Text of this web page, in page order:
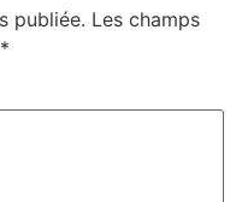
publiée. Les champs
*